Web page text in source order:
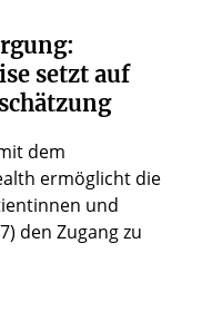
setzt auf
dem
ermöglicht die
und
den Zugang zu